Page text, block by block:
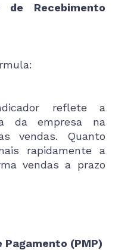
de Recebimento
reflete a
da empresa na
vendas. Quanto
rapidamente a
vendas a prazo
Pagamento (PMP)